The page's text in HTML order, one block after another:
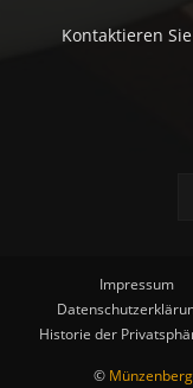
Kontaktieren
Impressum
Historie der
©